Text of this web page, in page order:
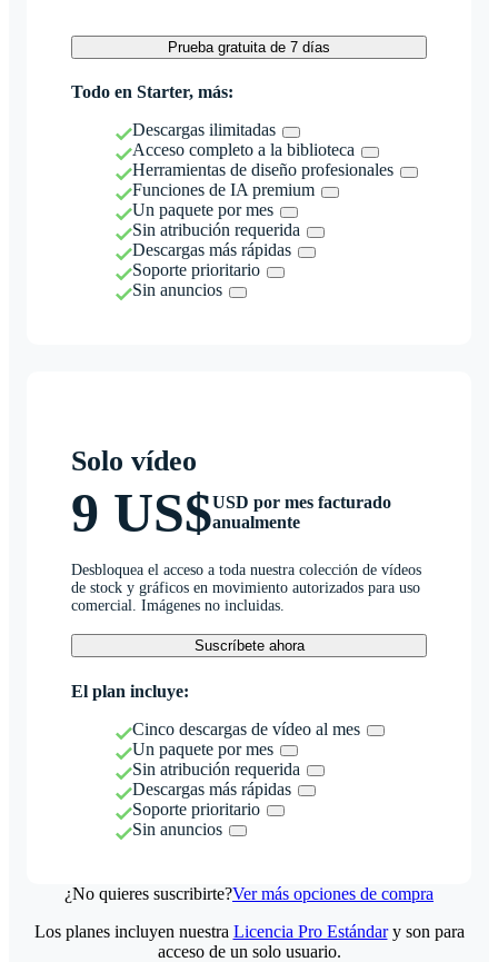
Prueba gratuita de 7 días
Todo en Starter, más:
Descargas ilimitadas
Acceso completo a la biblioteca
Herramientas de diseño profesionales
Funciones de IA premium
Un paquete por mes
Sin atribución requerida
Descargas más rápidas
Soporte prioritario
Sin anuncios
Solo vídeo
9 US$USD por mes facturado
anualmente
Desbloquea el acceso a toda nuestra colección de vídeos
de stock y gráficos en movimiento autorizados para uso
comercial. Imágenes no incluidas.
Suscríbete ahora
El plan incluye:
Cinco descargas de vídeo al mes
Un paquete por mes
Sin atribución requerida
Descargas más rápidas
Soporte prioritario
Sin anuncios
¿No quieres suscribirte?Ver más opciones de compra
Los planes incluyen nuestra Licencia Pro Estándary son para
acceso de un solo usuario.